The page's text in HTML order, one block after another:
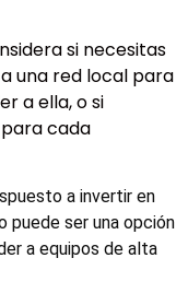
si necesitas
una red local para
a ella, o si
cada
a invertir en
puede ser una opción
a equipos de alta